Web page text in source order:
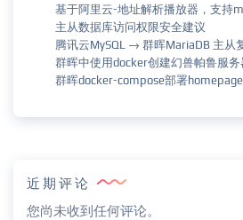
基于阿里云-地址解析播放器，支
主从数据库访问权限安全建议
腾讯云MySQL → 群晖MariaDB 主从
群晖中使用docker创建幻兽帕鲁服务
群晖docker-compose部署
近期评论
您尚未收到任何评论。